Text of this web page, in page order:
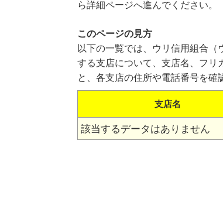
ら詳細ページへ進んでください。
このページの見方
以下の一覧では、ウリ信用組合
する支店について、支店名、フリ
と、各支店の住所や電話番号を確
支店名
該当するデータはありません